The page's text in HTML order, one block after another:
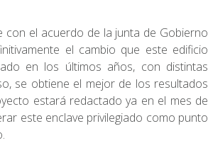
el acuerdo de la junta de Gobierno
el cambio que este edificio
en los últimos años, con distintas
se obtiene el mejor de los resultados
estará redactado ya en el mes de
este enclave privilegiado como punto